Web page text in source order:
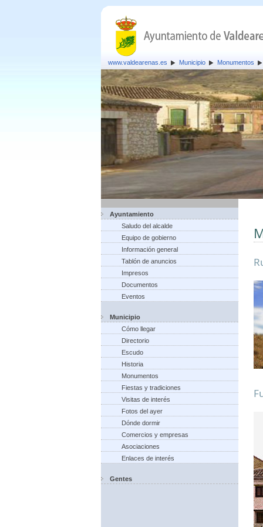
www.valdearenas.es Municipio Monumentos
Ayuntamiento
Saludo del alcalde
Equipo de gobierno
Información general
Tablón de anuncios
Impresos
Documentos
Eventos
Municipio
Cómo llegar
Directorio
Escudo
Historia
Monumentos
Fiestas y tradiciones
Visitas de interés
Fotos del ayer
Dónde dormir
Comercios y empresas
Asociaciones
Enlaces de interés
Gentes